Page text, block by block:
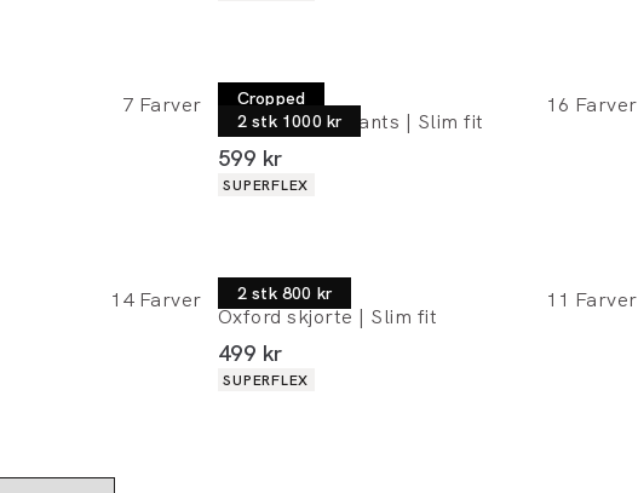
7 Farver
Cropped
2 stk 1000 kr
Lindbergh
Performance pants | Slim fit
16 Farver
I alt (inkl. rabat)
599 kr
Produkt egenskaber
SUPERFLEX
14 Farver 2 stk 800 kr
Lindbergh
Oxford skjorte | Slim fit
11 Farver
I alt (inkl. rabat)
499 kr
Produkt egenskaber
SUPERFLEX